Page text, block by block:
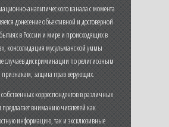
аналитического канала с момента
донесение объективной и достоверной
в России и мире и происходящих в
консолидация мусульманской уммы
случаев дискриминации по религиозным
защита прав верующих.
корреспондентов в различных
предлагает вниманию читателей как
информацию, так и эксклюзивные